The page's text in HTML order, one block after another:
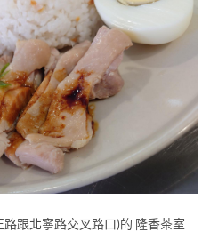
跟北寧路交叉路口)的 隆香茶室